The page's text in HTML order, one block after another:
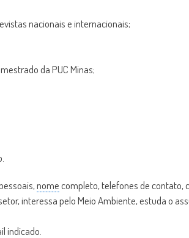
nacionais e internacionais;
da PUC Minas;
nomecompleto, telefones de contato,
interessa pelo Meio Ambiente, estuda o
indicado.